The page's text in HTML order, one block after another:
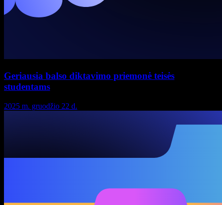
Geriausia balso diktavimo priemonė teisės
studentams
2025 m. gruodžio 22 d.